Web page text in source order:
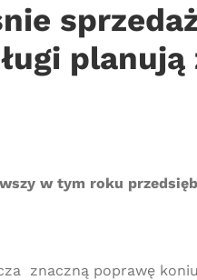
w tym roku
znaczną poprawę